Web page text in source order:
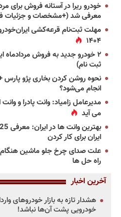
خودرو ریرا در آستانه فروش برای
معرفی شد (+مشخصات و جزئیات
مهلت ثبت‌نام قرعه‌کشی
۱۴۰۴
۲ خودرو جدید به فروش مردادماه
ثبت نام)
نحوه روشن کردن بخاری پژو پارس
انجام می‌شود؟
مدیرعامل زامیاد: وانت پادرا و
می آید
ایران برای کار کردن
علت صدای چرخ جلو ماشین
راه حل ها
آخرین اخبار
هشدار تازه به بازار خودروهای
خودرویی پشت آن‌ها نباشد!